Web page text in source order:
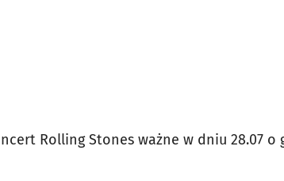
Rolling Stones ważne w dniu 28.07 o